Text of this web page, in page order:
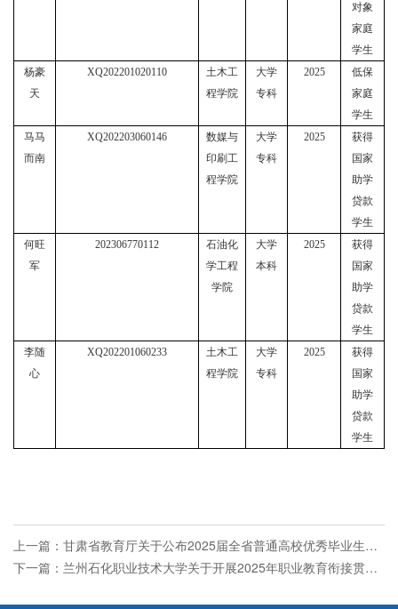
对象
家庭
学生
杨豪
天
XQ202201020110
土木工
程学院
大学
专科
2025
低保
家庭
学生
马马
而南
XQ202203060146
数媒与
印刷工
程学院
大学
专科
2025
获得
国家
助学
贷款
学生
何旺
军
202306770112
石油化
学工程
学院
大学
本科
2025
获得
国家
助学
贷款
学生
李随
心
XQ202201060233
土木工
程学院
大学
专科
2025
获得
国家
助学
贷款
学生
上一篇： 甘肃省教育厅关于公布2025届全省普通高校优秀毕业生的通知
下一篇： 兰州石化职业技术大学关于开展2025年职业教育衔接贯通培养申报工作的通知